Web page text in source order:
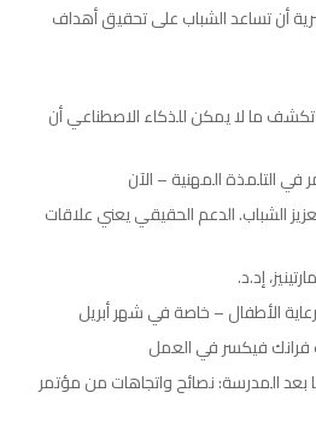
أن تساعد الشباب على تحقيق أهداف
طلابية تكشف ما لا يمكن للذكاء الاصطناعي أن
في التلمذة المهنية – الآن
الشباب. الدعم الحقيقي يعني علاقات
إد.د.
الأطفال – خاصة في شهر أبريل
فيكسر في العمل
بعد المدرسة: نصائح واتجاهات من مؤتمر